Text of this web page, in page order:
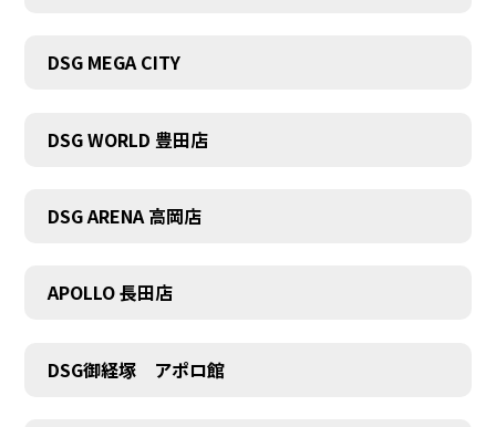
DSG MEGA CITY
DSG WORLD 豊田店
DSG ARENA 高岡店
APOLLO 長田店
DSG御経塚 アポロ館